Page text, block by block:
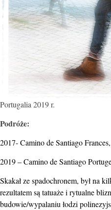
Portugalia 2019 r.
Podróże:
2017- Camino de Santiago
2019 – Camino de Santiago
Skakał ze spadochronem, był na
rezultatem są tatuaże i rytualne
budowie/wypalaniu łodzi